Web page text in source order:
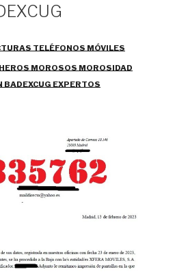
TELÉFONOS MÓVILES
MOROSOS MOROSIDAD
BADEXCUG EXPERTOS